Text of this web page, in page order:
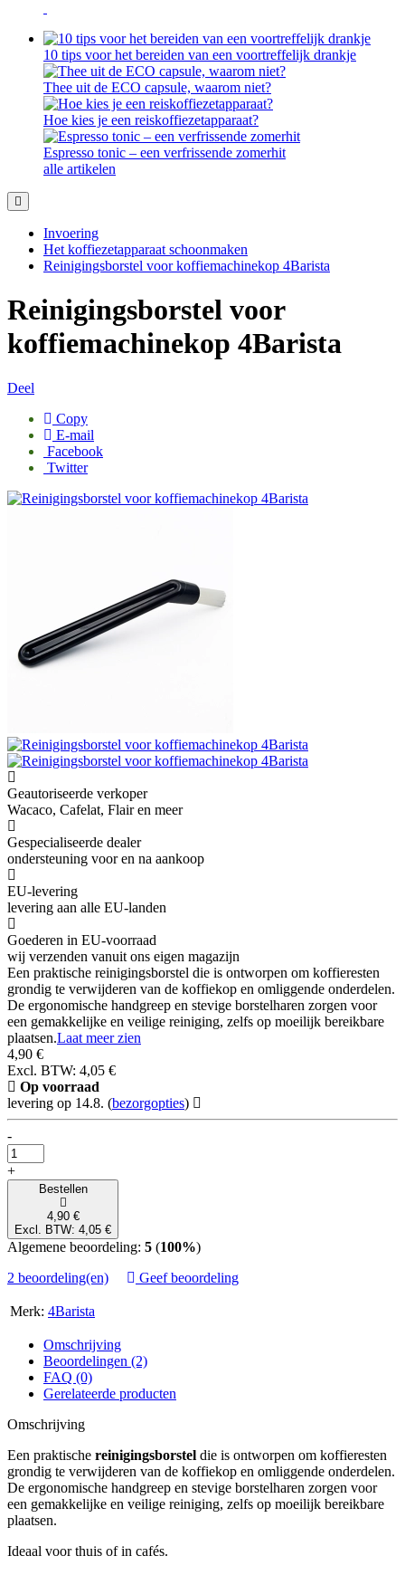
10 tips voor het bereiden van een voortreffelijk drankje
Thee uit de ECO capsule, waarom niet?
Hoe kies je een reiskoffiezetapparaat?
Espresso tonic – een verfrissende zomerhit
alle artikelen
Invoering
Het koffiezetapparaat schoonmaken
Reinigingsborstel voor koffiemachinekop 4Barista
Reinigingsborstel voor
koffiemachinekop 4Barista
Deel
Copy
E-mail
Facebook
Twitter
Geautoriseerde verkoper
Wacaco, Cafelat, Flair en meer
Gespecialiseerde dealer
ondersteuning voor en na aankoop
EU-levering
levering aan alle EU-landen
Goederen in EU-voorraad
wij verzenden vanuit ons eigen magazijn
Een praktische reinigingsborstel die is ontworpen om koffieresten
grondig te verwijderen van de koffiekop en omliggende onderdelen.
De ergonomische handgreep en stevige borstelharen zorgen voor
een gemakkelijke en veilige reiniging, zelfs op moeilijk bereikbare
plaatsen.Laat meer zien
4,90 €
Excl. BTW: 4,05 €
Op voorraad
levering op 14.8. (bezorgopties)
-
+
Bestellen
4,90 €
Excl. BTW: 4,05 €
Algemene beoordeling: 5 (100%)
2 beoordeling(en)
Geef beoordeling
Merk: 4Barista
Omschrijving
Beoordelingen (2)
FAQ (0)
Gerelateerde producten
Omschrijving
Een praktische reinigingsborstel die is ontworpen om koffieresten
grondig te verwijderen van de koffiekop en omliggende onderdelen.
De ergonomische handgreep en stevige borstelharen zorgen voor
een gemakkelijke en veilige reiniging, zelfs op moeilijk bereikbare
plaatsen.
Ideaal voor thuis of in cafés.